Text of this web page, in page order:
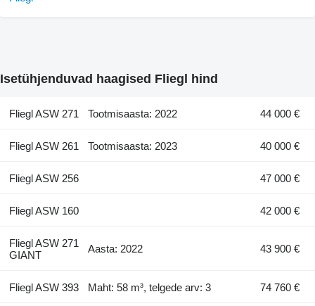
Isetühjenduvad haagised Fliegl hind
Fliegl ASW 271 Tootmisaasta: 2022 44 000 €
Fliegl ASW 261 Tootmisaasta: 2023 40 000 €
Fliegl ASW 256 47 000 €
Fliegl ASW 160 42 000 €
Fliegl ASW 271
GIANT
Aasta: 2022 43 900 €
Fliegl ASW 393 Maht: 58 m³, telgede arv: 3 74 760 €